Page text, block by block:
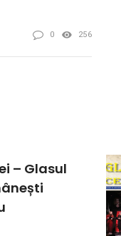
0 256
– Glasul